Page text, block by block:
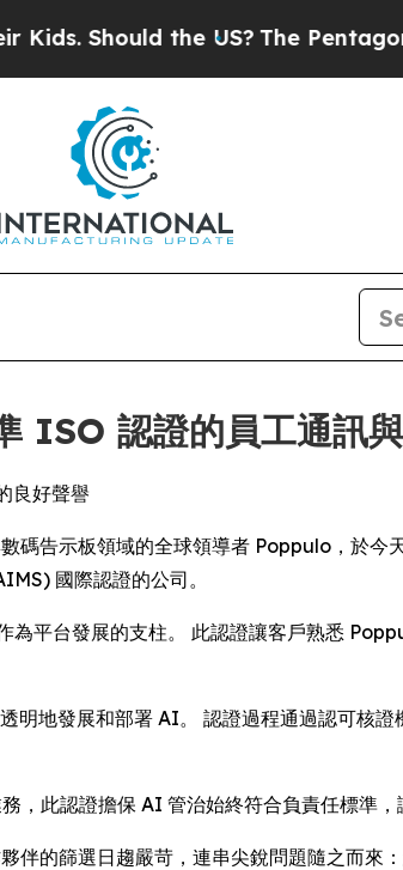
the US?The Pentagon Is
認證的員工通訊
良好聲譽
碼告示板領域的全球領導者 Poppulo，於
國際認證的公司。
平台發展的支柱。 此認證讓客戶熟悉
明地發展和部署 AI。 認證過程通過認可核
此認證擔保 AI 管治始終符合負責任標準，
的篩選日趨嚴苛，連串尖銳問題隨之而來